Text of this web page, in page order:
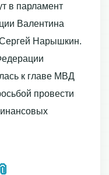
в парламент
Валентина
Нарышкин.
к главе МВД
провести